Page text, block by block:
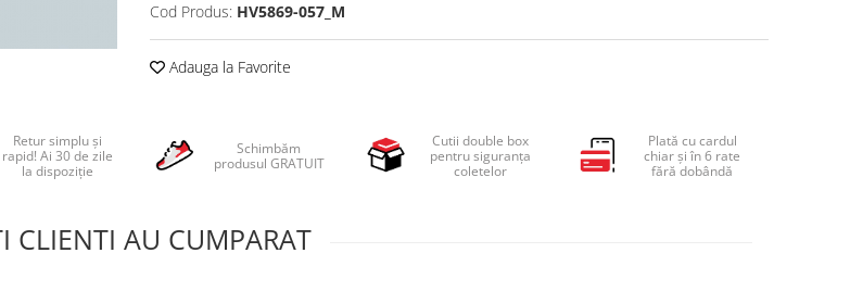
Cod Produs: HV5869-057_M
Adauga la Favorite
Retur simplu și
rapid! Ai 30 de zile
la dispoziție
Schimbăm
produsul GRATUIT
Cutii double box
pentru siguranța
coletelor
Plată cu cardul
chiar și în 6 rate
fără dobândă
CLIENTI AU CUMPARAT